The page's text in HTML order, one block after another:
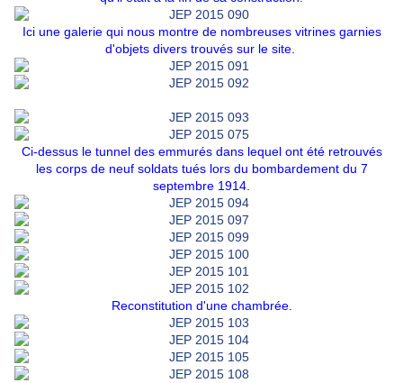
Ici une galerie qui nous montre de nombreuses vitrines garnies
d'objets divers trouvés sur le site.
Ci-dessus le tunnel des emmurés dans lequel ont été retrouvés
les corps de neuf soldats tués lors du bombardement du 7
septembre 1914
Reconstitution d'une chambrée.